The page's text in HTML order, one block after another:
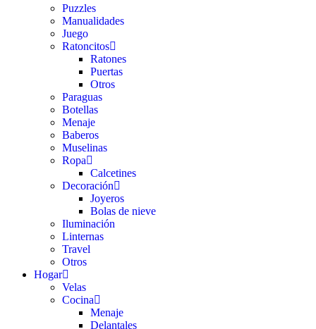
Puzzles
Manualidades
Juego
Ratoncitos
Ratones
Puertas
Otros
Paraguas
Botellas
Menaje
Baberos
Muselinas
Ropa
Calcetines
Decoración
Joyeros
Bolas de nieve
Iluminación
Linternas
Travel
Otros
Hogar
Velas
Cocina
Menaje
Delantales